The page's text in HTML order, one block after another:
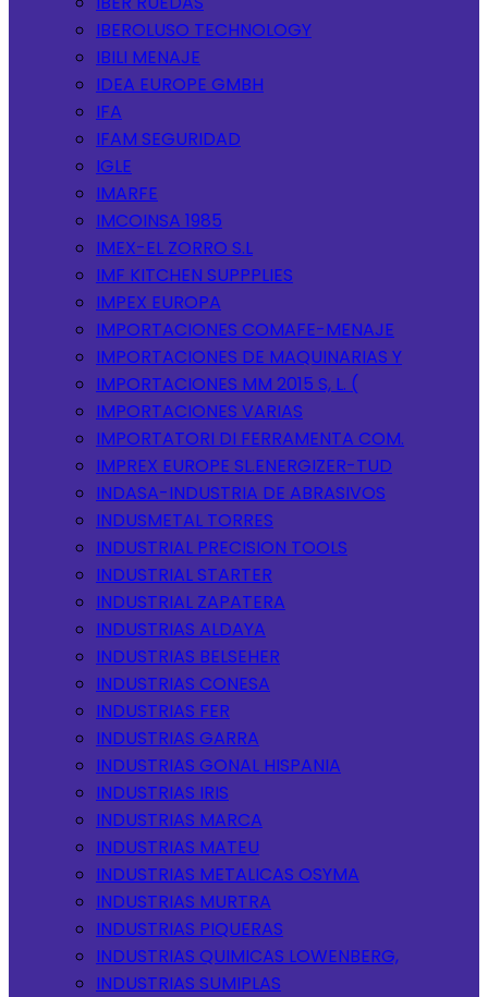
IBEROLUSO TECHNOLOGY
IBILI MENAJE
IDEA EUROPE GMBH
IFA
IFAM SEGURIDAD
IGLE
IMARFE
IMCOINSA 1985
IMEX-EL ZORRO S.L
IMF KITCHEN SUPPPLIES
IMPEX EUROPA
IMPORTACIONES COMAFE-MENAJE
IMPORTACIONES DE MAQUINARIAS Y
IMPORTACIONES MM 2015 S, L. (
IMPORTACIONES VARIAS
IMPORTATORI DI FERRAMENTA COM.
IMPREX EUROPE SL.ENERGIZER-TUD
INDASA-INDUSTRIA DE ABRASIVOS
INDUSMETAL TORRES
INDUSTRIAL PRECISION TOOLS
INDUSTRIAL STARTER
INDUSTRIAL ZAPATERA
INDUSTRIAS ALDAYA
INDUSTRIAS BELSEHER
INDUSTRIAS CONESA
INDUSTRIAS FER
INDUSTRIAS GARRA
INDUSTRIAS GONAL HISPANIA
INDUSTRIAS IRIS
INDUSTRIAS MARCA
INDUSTRIAS MATEU
INDUSTRIAS METALICAS OSYMA
INDUSTRIAS MURTRA
INDUSTRIAS PIQUERAS
INDUSTRIAS QUIMICAS LOWENBERG,
INDUSTRIAS SUMIPLAS